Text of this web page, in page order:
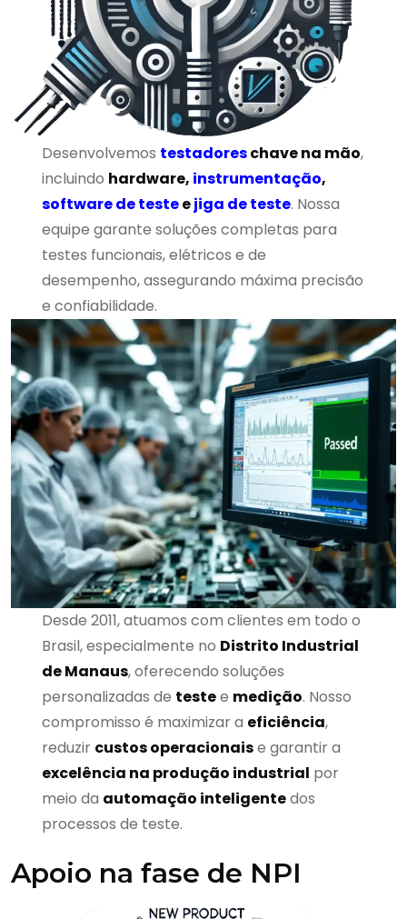
Desenvolvemos testadoreschave na mão,
incluindo hardware, instrumentação,
software de testeejiga de teste. Nossa
equipe garante soluções completas para
testes funcionais, elétricos e de
desempenho, assegurando máxima precisão
e confiabilidade.
Desde 2011, atuamos com clientes em todo o
Brasil, especialmente no Distrito Industrial
de Manaus, oferecendo soluções
personalizadas de testee medição. Nosso
compromisso é maximizar a eficiência,
reduzir custos operacionaise garantir a
excelência na produção industrial por
meio da automação inteligentedos
processos de teste.
Apoio na fase de NPI